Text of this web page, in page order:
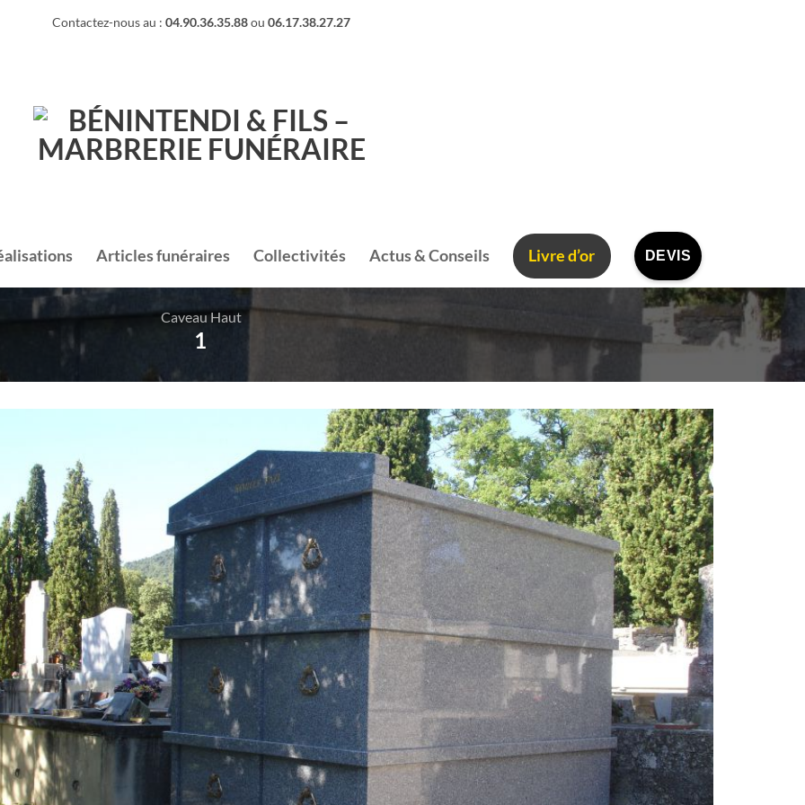
Contactez-nous au : 04.90.36.35.88ou 06.17.38.27.27
Articles funéraires Collectivités Actus & Conseils Livre d’or DEVIS
Caveau Haut
1